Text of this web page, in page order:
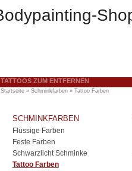
TATTOOS ZUM ENTFERNEN
Startseite» Schminkfarben» Tattoo Farben
SCHMINKFARBEN
Flüssige Farben
Feste Farben
Schwarzlicht Schminke
Tattoo Farben